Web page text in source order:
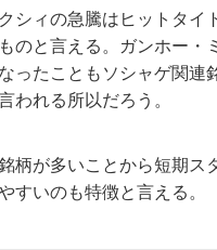
シィの急騰はヒットタイ
のと言える。ガンホー・
ったこともソシャゲ関連
われる所以だろう。
柄が多いことから短期ス
すいのも特徴と言える。